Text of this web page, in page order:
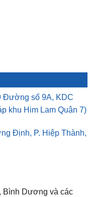
Đường số 9A, KDC
khu Him Lam Quận 7)
Định, P. Hiệp Thành,
Bình Dương và các